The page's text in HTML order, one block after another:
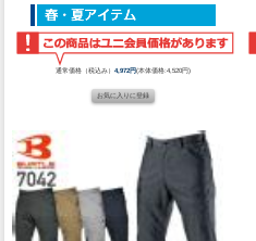
通常価格（税込み）4,972円(本体価格:4,520円)